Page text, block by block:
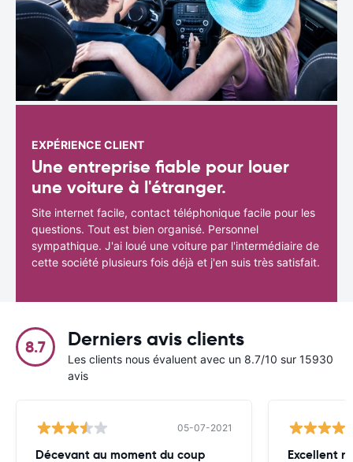
EXPÉRIENCE CLIENT
Une entreprise fiable pour louer
une voiture à l'étranger.
Site internet facile, contact téléphonique facile pour les
questions. Tout est bien organisé. Personnel
sympathique. J'ai loué une voiture par l'intermédiaire de
cette société plusieurs fois déjà et j'en suis très satisfait.
8.7 Derniers avis clients
Les clients nous évaluent avec un 8.7/10 sur 15930
avis
05-07-2021
Décevant au moment du coup